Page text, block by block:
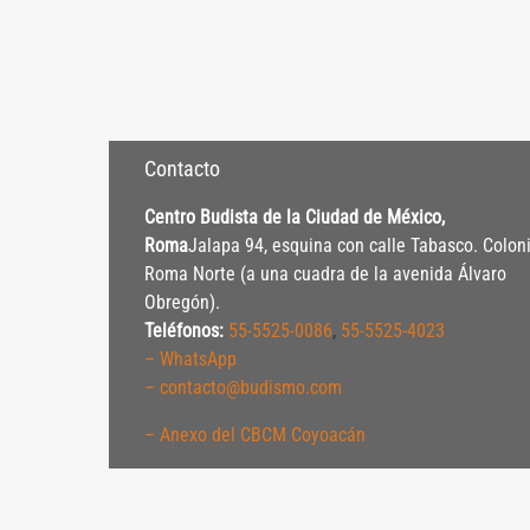
Contacto
Centro Budista de la Ciudad de México,
RomaJalapa 94, esquina con calle Tabasco.
Roma Norte (a una cuadra de la avenida Álvaro
Obregón).
Teléfonos: 55-5525-0086, 55-5525-4023
– WhatsApp
– contacto@budismo.com
– Anexo del CBCM Coyoacán